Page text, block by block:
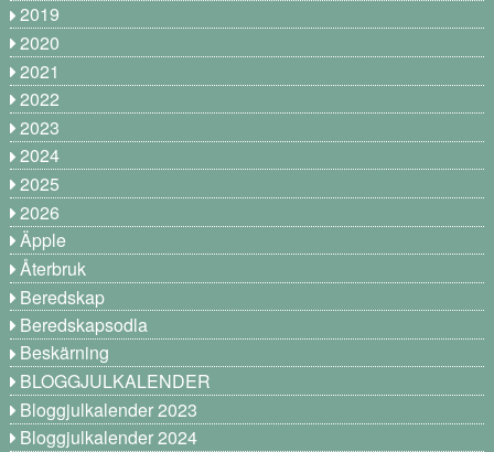
2019
2020
2021
2022
2023
2024
2025
2026
Äpple
Återbruk
Beredskap
Beredskapsodla
Beskärning
BLOGGJULKALENDER
Bloggjulkalender 2023
Bloggjulkalender 2024